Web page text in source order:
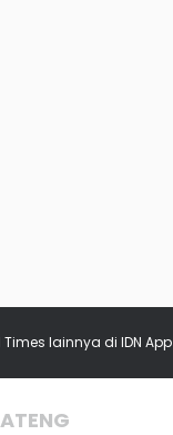
Times lainnya di IDN App